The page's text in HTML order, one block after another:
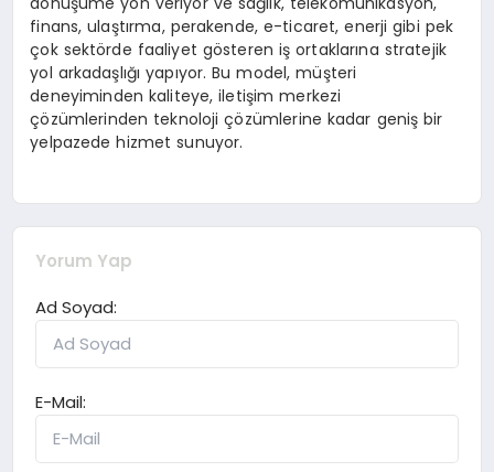
finans, ulaştırma, perakende, e-ticaret, enerji gibi pek
çok sektörde faaliyet gösteren iş ortaklarına stratejik
yol arkadaşlığı yapıyor. Bu model, müşteri
deneyiminden kaliteye, iletişim merkezi
çözümlerinden teknoloji çözümlerine kadar geniş bir
yelpazede hizmet sunuyor.
Yorum Yap
Ad Soyad:
E-Mail: